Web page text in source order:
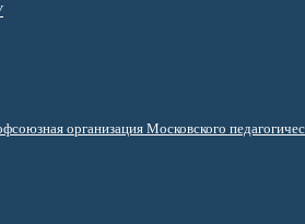
организация Московского